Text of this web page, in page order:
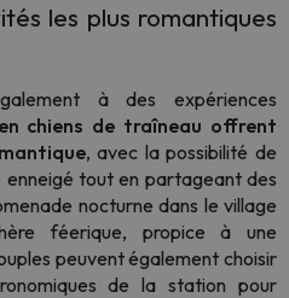
les plus romantiques
à des expériences
chiens de traîneau offrent
, avec la possibilité de
enneigé tout en partageant des
nocturne dans le village
féerique, propice à une
peuvent également choisir
de la station pour